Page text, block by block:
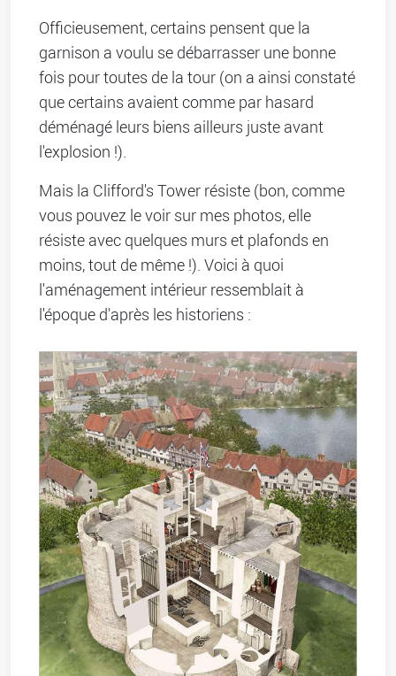
Officieusement, certains pensent que la
garnison a voulu se débarrasser une bonne
fois pour toutes de la tour (on a ainsi constaté
que certains avaient comme par hasard
déménagé leurs biens ailleurs juste avant
l'explosion !).
Mais la Clifford's Tower résiste (bon, comme
vous pouvez le voir sur mes photos, elle
résiste avec quelques murs et plafonds en
moins, tout de même !). Voici à quoi
l'aménagement intérieur ressemblait à
l'époque d'après les historiens :